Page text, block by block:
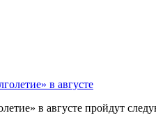
в августе
в августе пройдут